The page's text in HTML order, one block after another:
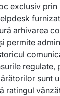
exclusiv prin
arhivarea
permite
sunt
ratingul